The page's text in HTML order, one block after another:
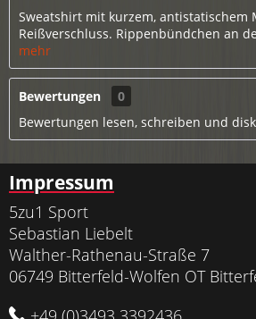
Sweatshirt mit kurzem, antistatischem
Reißverschluss. Rippenbündchen an
mehr
Bewertungen
0
Bewertungen lesen, schreiben und
Impressum
5zu1 Sport
Sebastian Liebelt
Walther-Rathenau-Straße 7
06749 Bitterfeld-Wolfen OT